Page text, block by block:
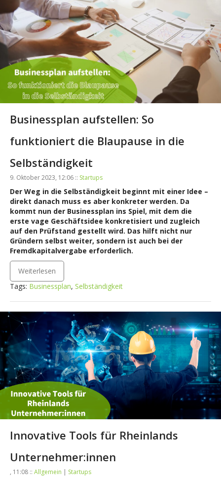
Businessplan aufstellen: So
funktioniert die Blaupause in die
Selbständigkeit
9. Oktober 2023, 12:06 :: Startups
Der Weg in die Selbständigkeit beginnt mit einer Idee –
direkt danach muss es aber konkreter werden. Da
kommt nun der Businessplan ins Spiel, mit dem die
erste vage Geschäftsidee konkretisiert und zugleich
auf den Prüfstand gestellt wird. Das hilft nicht nur
Gründern selbst weiter, sondern ist auch bei der
Fremdkapitalvergabe erforderlich.
Weiterlesen
Tags: Businessplan, Selbständigkeit
Innovative Tools für Rheinlands
Unternehmer:innen
, 11:08 :: Allgemein | Startups